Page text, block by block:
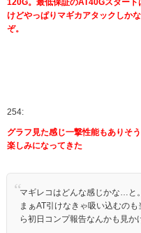
120G。最低保証のAT40Gスター
けどやっぱりマギカアタックしか
ぞ。
254:
グラフ見た感じ一撃性能もありそ
楽しみになってきた
マギレコはどんな感じかな…と。
まぁAT引けなきゃ吸い込むの
ら初日コンプ報告なんかも見か